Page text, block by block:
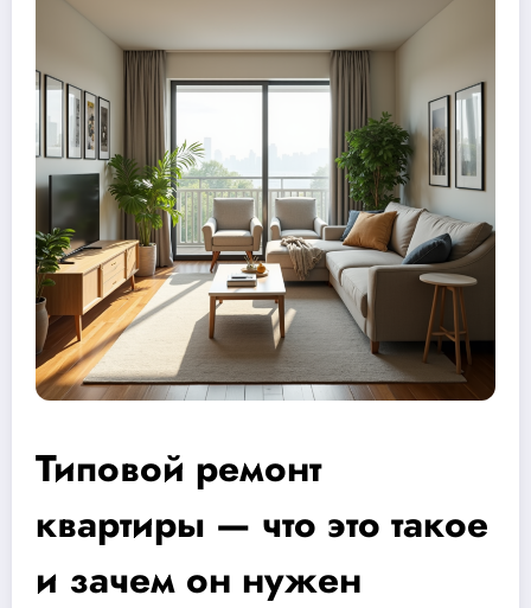
Типовой ремонт
квартиры — что это такое
и зачем он нужен